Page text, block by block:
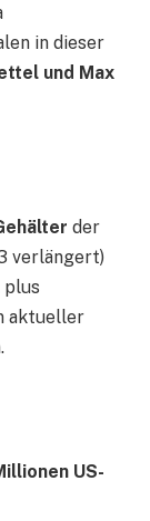
in dieser
und Max
der
verlängert)
plus
aktueller
US-